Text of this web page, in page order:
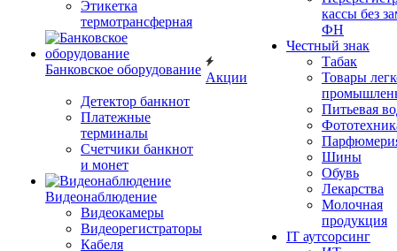
Этикетка
термотрансферная
Банковское оборудование
Детектор банкнот
Платежные
терминалы
Счетчики банкнот
и монет
Видеонаблюдение
Видеокамеры
Видеорегистраторы
Кабеля
Акции
кассы без
ФН
Честный знак
Табак
Товары
Питьевая
Шины
Обувь
Лекарства
Молочная
продукция
IT аутсорсинг